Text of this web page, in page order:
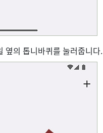
옆의 톱니바퀴를 눌러줍니다.